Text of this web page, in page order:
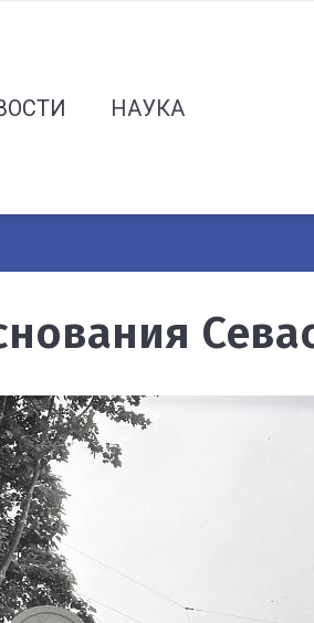
НАУКА